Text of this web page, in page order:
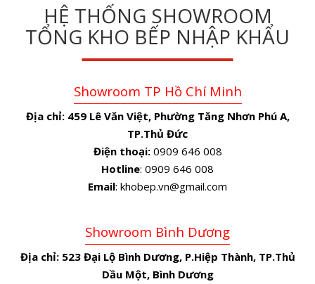
HỆ THỐNG SHOWROOM
TỔNG KHO BẾP NHẬP KHẨU
Showroom TP Hồ Chí Minh
Địa chỉ: 459 Lê Văn Việt, Phường Tăng Nhơn Phú A,
TP.Thủ Đức
Điện thoại:0909 646 008
Hotline: 0909 646 008
Email: khobep.vn@gmail.com
Showroom Bình Dương
Địa chỉ: 523 Đại Lộ Bình Dương, P.Hiệp Thành, TP.Thủ
Dầu Một, Bình Dương